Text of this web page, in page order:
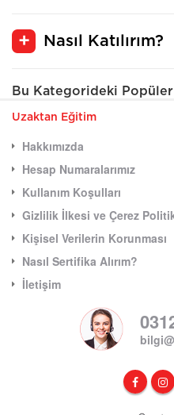
Nasıl Katılırım?
Bu Kategorideki
Uzaktan Eğitim
Hakkımızda
Hesap Numaralarımız
Kullanım Koşulları
Gizlilik İlkesi ve Çerez
Kişisel Verilerin Korunması
Nasıl Sertifika Alırım?
İletişim